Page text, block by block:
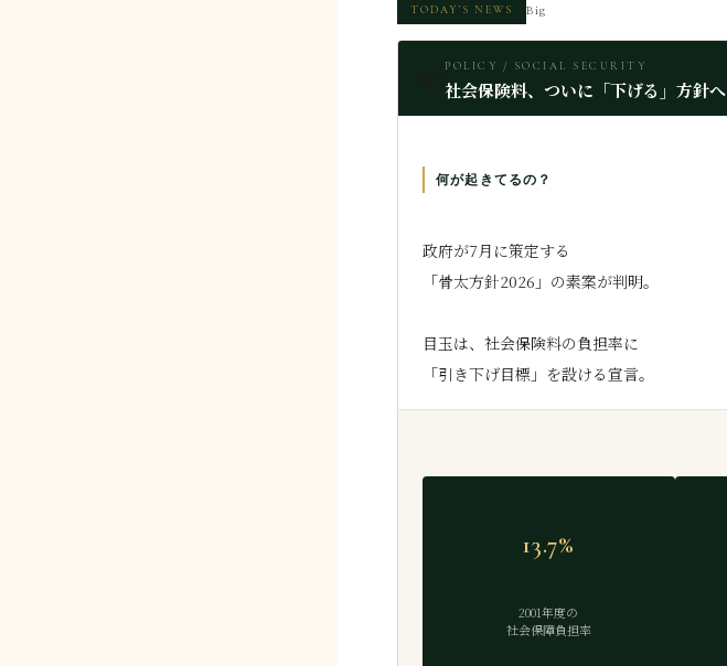
TODAY’S NEWS Big
POLICY / SOCIAL SECURITY
社会保険料、ついに「下げる」方針へ
何が起きてるの？
政府が7月に策定する
「骨太方針2026」の素案が判明。
目玉は、社会保険料の負担率に
13.7%
2001年度の
社会保障負担率